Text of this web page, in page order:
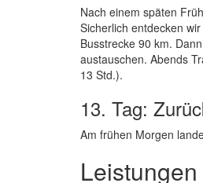
Nach einem späten
Sicherlich entdecken
Busstrecke 90 km.
austauschen. Abends
13 Std.).
13. Tag:
Am frühen Morgen
Leistungen